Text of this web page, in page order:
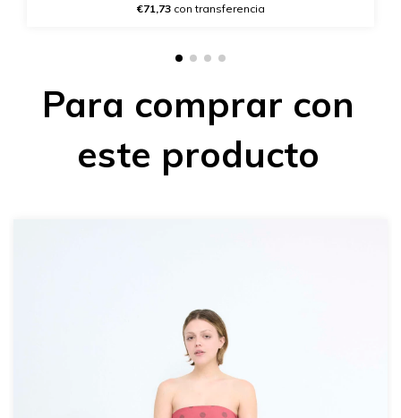
€71,73con transferencia
Para comprar con
este producto